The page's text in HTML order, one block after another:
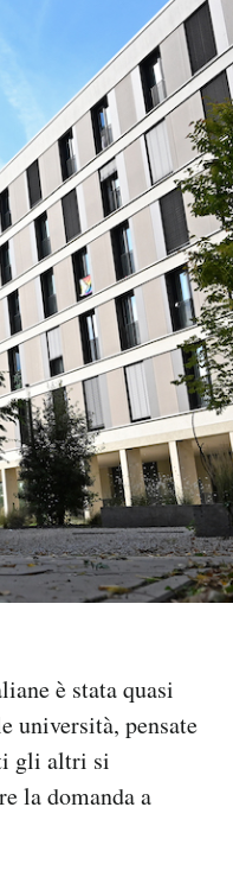
è stata quasi
università, pensate
gli altri si
la domanda a